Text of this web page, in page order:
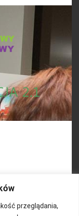
przeglądania,